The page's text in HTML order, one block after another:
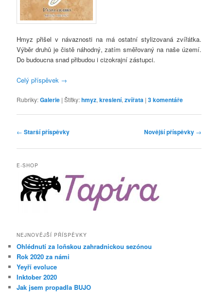
Hmyz přišel v návaznosti na má ostatní stylizovaná zvířátka.
Výběr druhů je čistě náhodný, zatím směřovaný na naše území.
Do budoucna snad přibudou i cizokrajní zástupci.
Celý příspěvek →
Rubriky:Galerie |Štítky:hmyz,kreslení,zvířata |3komentáře
Navigace
příspěvky
← Starší příspěvky Novější příspěvky →
E-SHOP
NEJNOVĚJŠÍ PŘÍSPĚVKY
Ohlédnutí za loňskou zahradnickou sezónou
Rok 2020 za námi
Yeyří evoluce
Inktober 2020
Jak jsem propadla BUJO